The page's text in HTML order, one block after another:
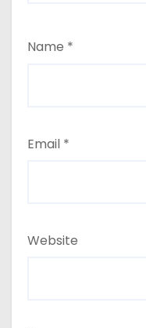
Name *
Email *
Website